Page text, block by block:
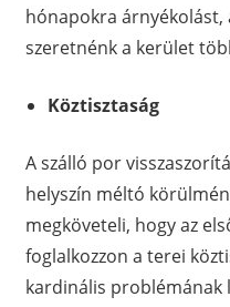
hónapokra
szeretnénk a kerület
Köztisztaság
A szálló por
helyszín méltó
megköveteli, hogy az
foglalkozzon a terei
kardinális problémának